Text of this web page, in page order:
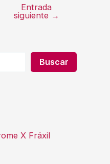
Entrada
siguiente →
Buscar
X Fráxil